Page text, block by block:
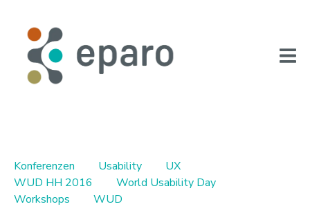
Konferenzen Usability
UX
WUD HH 2016
World Usability Day
Workshops
WUD